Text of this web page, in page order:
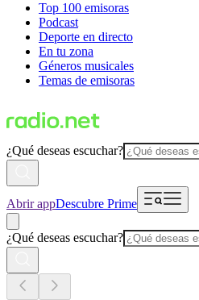
Top 100 emisoras
Podcast
Deporte en directo
En tu zona
Géneros musicales
Temas de emisoras
¿Qué deseas escuchar?
Abrir appDescubre Prime
¿Qué deseas escuchar?